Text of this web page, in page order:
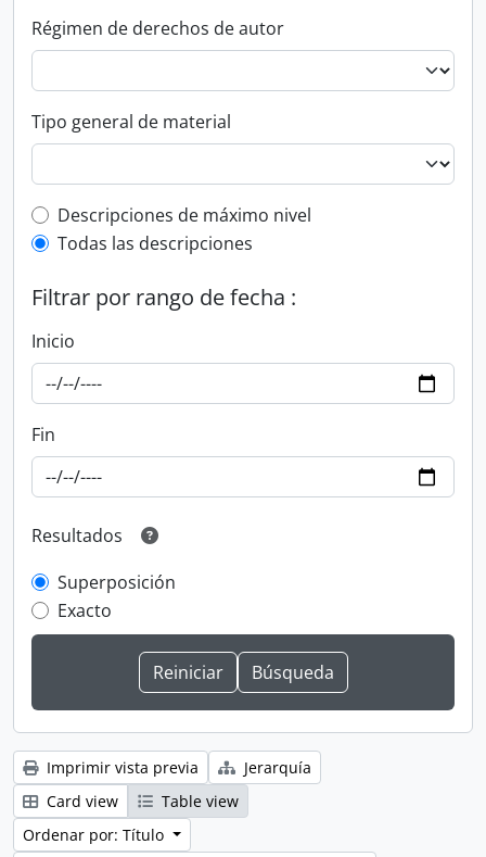
Régimen de derechos de autor
Tipo general de material
Top-level description filter
Descripciones de máximo nivel
Todas las descripciones
Filtrar por rango de fecha :
Inicio
Fin
Resultados
Superposición
Exacto
Imprimir vista previa
Jerarquía
Card view
Table view
Ordenar por: Título